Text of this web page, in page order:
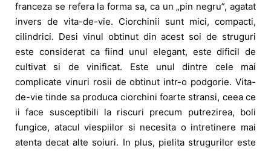
franceza se refera la forma sa, ca un „pin negru”, agatat
invers de vita-de-vie. Ciorchinii sunt mici, compacti,
cilindrici. Desi vinul obtinut din acest soi de struguri
este considerat ca fiind unul elegant, este dificil de
cultivat si de vinificat. Este unul dintre cele mai
complicate vinuri rosii de obtinut intr-o podgorie. Vita-
de-vie tinde sa produca ciorchini foarte stransi, ceea ce
ii face susceptibili la riscuri precum putrezirea, boli
fungice, atacul viespiilor si necesita o intretinere mai
atenta decat alte soiuri. In plus, pielita strugurilor este